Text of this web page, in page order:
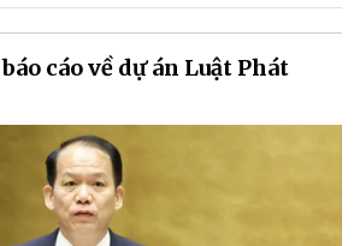
cáo về dự án Luật Phát